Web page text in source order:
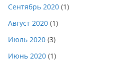
Сентябрь 2020 (1)
Август 2020 (1)
Июль 2020 (3)
Июнь 2020 (1)